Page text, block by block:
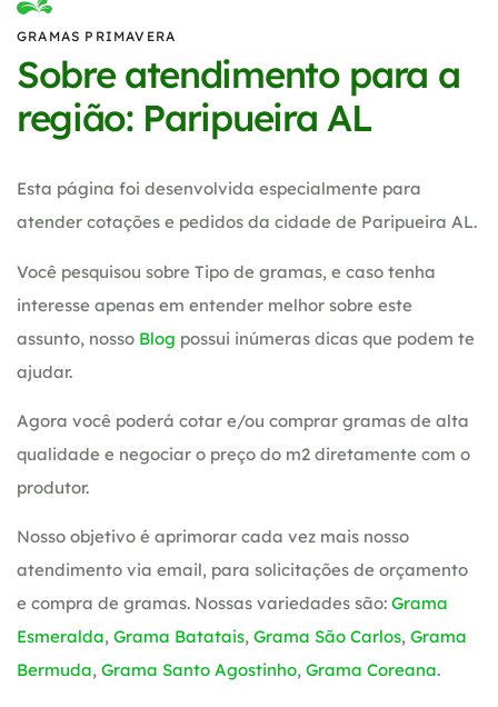
GRAMAS PRIMAVERA
Sobre atendimento para a
região: Paripueira AL
Esta página foi desenvolvida especialmente para
atender cotações e pedidos da cidade de Paripueira AL.
Você pesquisou sobre Tipo de gramas, e caso tenha
interesse apenas em entender melhor sobre este
assunto, nosso Blog possui inúmeras dicas que podem te
ajudar.
Agora você poderá cotar e/ou comprar gramas de alta
qualidade e negociar o preço do m2 diretamente com o
produtor.
Nosso objetivo é aprimorar cada vez mais nosso
atendimento via email, para solicitações de orçamento
e compra de gramas. Nossas variedades são: Grama
Esmeralda, Grama Batatais, Grama São Carlos, Grama
Bermuda, Grama Santo Agostinho, Grama Coreana.